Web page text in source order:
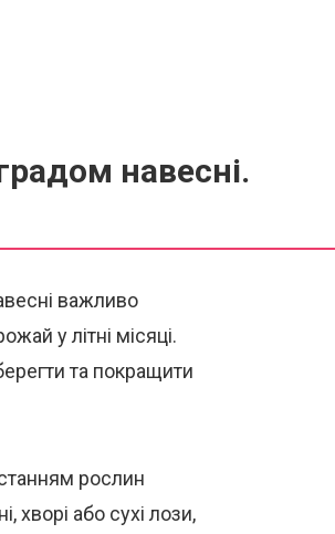
навесні.
важливо
у літні місяці.
та покращити
рослин
хворі або сухі лози,